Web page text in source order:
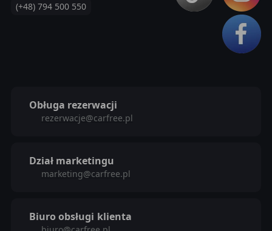
(+48) 794 500 550
Obługa rezerwacji
rezerwacje@carfree.pl
Dział marketingu
marketing@carfree.pl
Biuro obsługi klienta